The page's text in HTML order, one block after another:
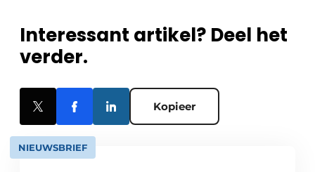
Interessant artikel? Deel het
verder.
Kopieer
NIEUWSBRIEF